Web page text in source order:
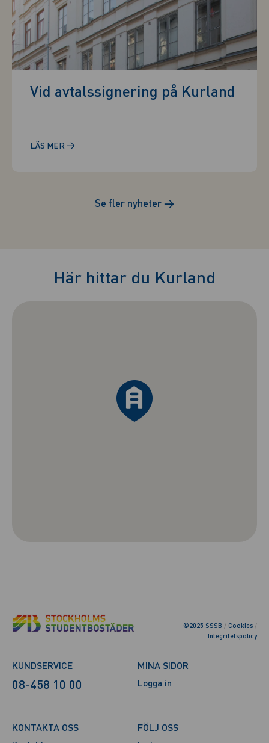
Vid avtalssignering på Kurland
LÄS MER →
Se fler nyheter →
Här hittar du Kurland
©2025 SSSB / Cookies /
Integritetspolicy
KUNDSERVICE
08-458 10 00
MINA SIDOR
Logga in
KONTAKTA OSS FÖLJ OSS